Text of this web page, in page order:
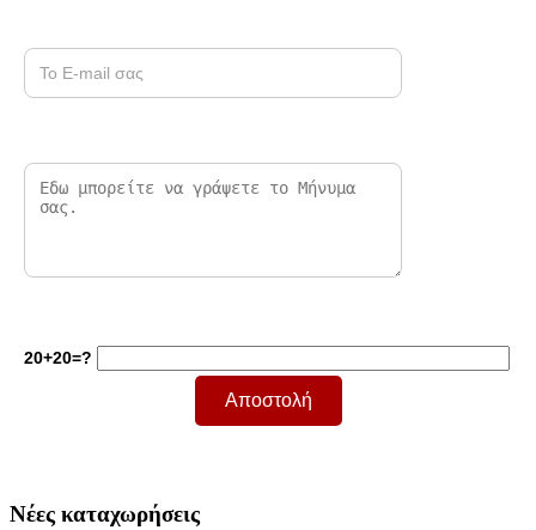
20+20=?
Νέες καταχωρήσεις